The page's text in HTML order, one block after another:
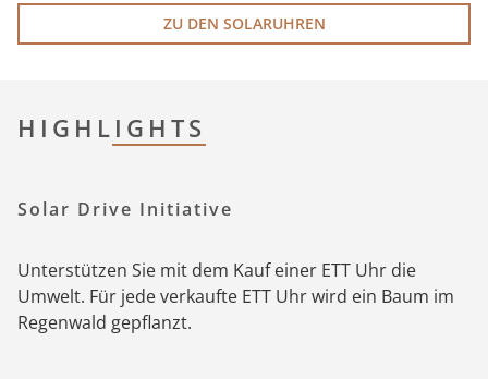
ZU DEN SOLARUHREN
HIGHLIGHTS
Solar Drive Initiative
Unterstützen Sie mit dem Kauf einer ETT Uhr die
Umwelt. Für jede verkaufte ETT Uhr wird ein Baum im
Regenwald gepflanzt.